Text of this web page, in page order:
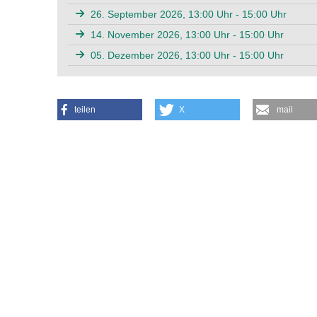
26. September 2026, 13:00 Uhr - 15:00 Uhr
14. November 2026, 13:00 Uhr - 15:00 Uhr
05. Dezember 2026, 13:00 Uhr - 15:00 Uhr
teilen X mail